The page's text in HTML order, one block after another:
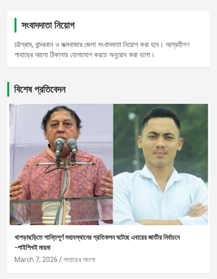
সংবাদদাতা নিয়োগ
চট্টগ্রাম, বান্দরবান ও কক্মবাজার জেলা সংবাদদাতা নিয়োগ করা হবে। আগ্রহীগণ
পাহাড়ের আলো ঠিকানায় যোগাযোগ করতে অনুরোধ করা হলো।
বিশেষ প্রতিবেদন
খাগড়াছড়িতে শান্তিপূর্ণ সহাবস্থানের প্রতিফলন ঘটেছে এবারের জাতীয় নির্বাচনে
-পাইশিখই মারমা
March 7, 2026
পাহাড়ের আলো